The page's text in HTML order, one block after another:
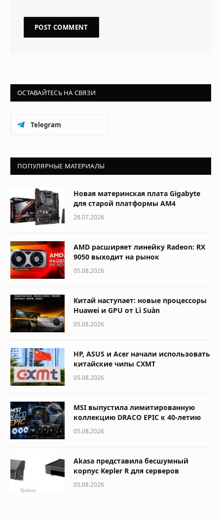
ОСТАВАЙТЕСЬ НА СВЯЗИ
Telegram
ПОПУЛЯРНЫЕ МАТЕРИАЛЫ
Новая материнская плата Gigabyte
для старой платформы AM4
28.07.2026
AMD расширяет линейку Radeon: RX
9050 выходит на рынок
05.08.2026
Китай наступает: новые процессоры
Huawei и GPU от Lì Suàn
05.08.2026
HP, ASUS и Acer начали использовать
китайские чипы CXMT
05.08.2026
MSI выпустила лимитированную
коллекцию DRACO EPIC к 40-летию
05.08.2026
Akasa представила бесшумный
корпус Kepler R для серверов
05.08.2026